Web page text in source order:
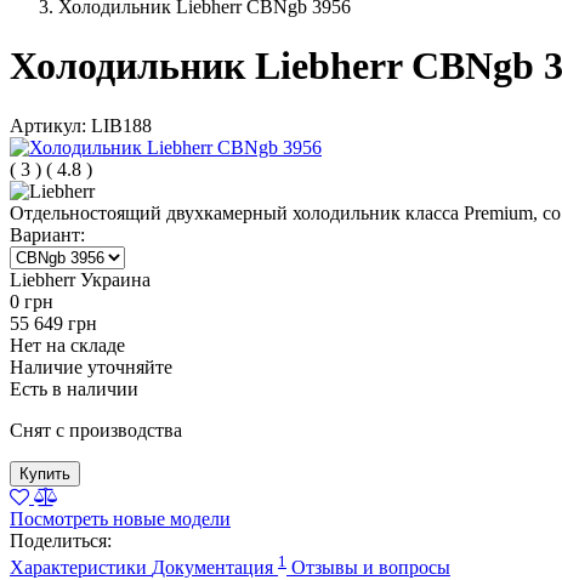
Холодильник Liebherr CBNgb 3956
Холодильник Liebherr CBNgb
Артикул: LIB188
( 3 ) ( 4.8 )
Отдельностоящий двухкамерный холодильник класса Premium,
Вариант:
Liebherr Украина
0 грн
55 649 грн
Нет на складе
Наличие уточняйте
Есть в наличии
Снят с производства
Купить
Посмотреть новые модели
Поделиться:
Характеристики Документация 1 Отзывы и вопросы